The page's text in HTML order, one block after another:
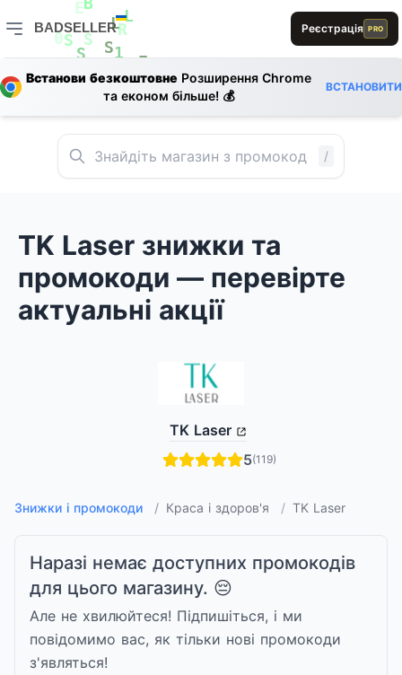
S
S
0
E
E
E
S
B
D
LL
S
B
B
R
BADSELLER
BADSELLER — порівняння цін і знижки
Реєстрація PRO
Встанови безкоштовне Розширення Chrome
та економ більше! 💰
ВСТАНОВИТИ
/
TK Laser знижки та
промокоди — перевірте
актуальні акції
TK Laser
5(119)
Знижки і промокоди / Краса і здоров'я / TK Laser
Наразі немає доступних промокодів
для цього магазину. 😔
Але не хвилюйтеся! Підпишіться, і ми
повідомимо вас, як тільки нові промокоди
з'являться!